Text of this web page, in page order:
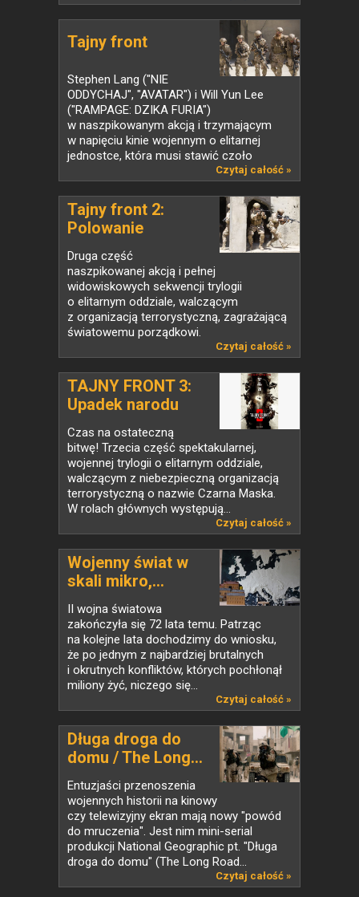
Tajny front
Stephen Lang ("NIE
ODDYCHAJ", "AVATAR") i Will Yun Lee
("RAMPAGE: DZIKA FURIA")
w naszpikowanym akcją i trzymającym
w napięciu kinie wojennym o elitarnej
jednostce, która musi stawić czoło
Czytaj całość »
Tajny front 2:
Polowanie
Druga część
naszpikowanej akcją i pełnej
widowiskowych sekwencji trylogii
o elitarnym oddziale, walczącym
z organizacją terrorystyczną, zagrażającą
światowemu porządkowi.
Czytaj całość »
TAJNY FRONT 3:
Upadek narodu
Czas na ostateczną
bitwę! Trzecia część spektakularnej,
wojennej trylogii o elitarnym oddziale,
walczącym z niebezpieczną organizacją
terrorystyczną o nazwie Czarna Maska.
W rolach głównych występują...
Czytaj całość »
Wojenny świat w
skali mikro,...
II wojna światowa
zakończyła się 72 lata temu. Patrząc
na kolejne lata dochodzimy do wniosku,
że po jednym z najbardziej brutalnych
i okrutnych konfliktów, których pochłonął
miliony żyć, niczego się...
Czytaj całość »
Długa droga do
domu / The Long...
Entuzjaści przenoszenia
wojennych historii na kinowy
czy telewizyjny ekran mają nowy "powód
do mruczenia". Jest nim mini-serial
produkcji National Geographic pt. "Długa
droga do domu" (The Long Road...
Czytaj całość »